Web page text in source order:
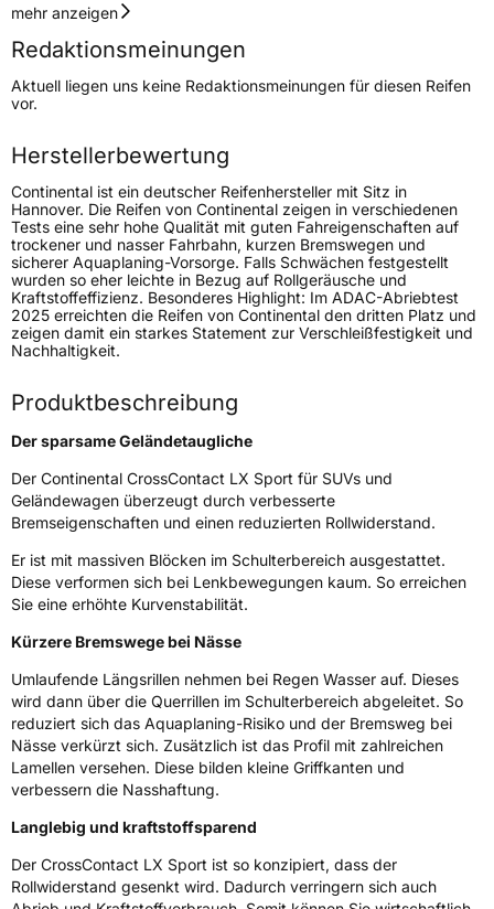
Geschwindigkeitsindex
Höchstgeschwindigkeit
210 km/h
Lastindex109
Höchstlast1030 kg
Gewicht (in kg) 12,69 kg
Generelle Merkmale
FahrzeugtypSUV
VerwendungSommerreifen
ModellnameCrossContact LX Sport
Weitere Eigenschaften
SchlauchtypTL
ZustandNeureifen
M+SJa
FelgenschutzFR
Offroad Ja
Empfohlen für AudiAO
EU Label
EffizienzB
mehr anzeigen
Redaktionsmeinungen
Aktuell liegen uns keine Redaktionsmeinungen für diesen Reifen
vor.
Herstellerbewertung
Continental ist ein deutscher Reifenhersteller mit Sitz in
Hannover. Die Reifen von Continental zeigen in verschiedenen
Tests eine sehr hohe Qualität mit guten Fahreigenschaften auf
trockener und nasser Fahrbahn, kurzen Bremswegen und
sicherer Aquaplaning-Vorsorge. Falls Schwächen festgestellt
wurden so eher leichte in Bezug auf Rollgeräusche und
Kraftstoffeffizienz. Besonderes Highlight: Im ADAC-Abriebtest
2025 erreichten die Reifen von Continental den dritten Platz und
zeigen damit ein starkes Statement zur Verschleißfestigkeit und
Nachhaltigkeit.
Produktbeschreibung
Der sparsame Geländetaugliche
Der Continental CrossContact LX Sport für SUVs und
Geländewagen überzeugt durch verbesserte
Bremseigenschaften und einen reduzierten Rollwiderstand.
Er ist mit massiven Blöcken im Schulterbereich ausgestattet.
Diese verformen sich bei Lenkbewegungen kaum. So erreichen
Sie eine erhöhte Kurvenstabilität.
Kürzere Bremswege bei Nässe
Umlaufende Längsrillen nehmen bei Regen Wasser auf. Dieses
wird dann über die Querrillen im Schulterbereich abgeleitet. So
reduziert sich das Aquaplaning-Risiko und der Bremsweg bei
Nässe verkürzt sich. Zusätzlich ist das Profil mit zahlreichen
Lamellen versehen. Diese bilden kleine Griffkanten und
verbessern die Nasshaftung.
Langlebig und kraftstoffsparend
Der CrossContact LX Sport ist so konzipiert, dass der
Rollwiderstand gesenkt wird. Dadurch verringern sich auch